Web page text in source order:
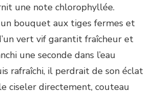
une note chlorophyllée.
bouquet aux tiges fermes et
vert vif garantit fraîcheur et
une seconde dans l’eau
rafraîchi, il perdrait de son éclat
ciseler directement, couteau